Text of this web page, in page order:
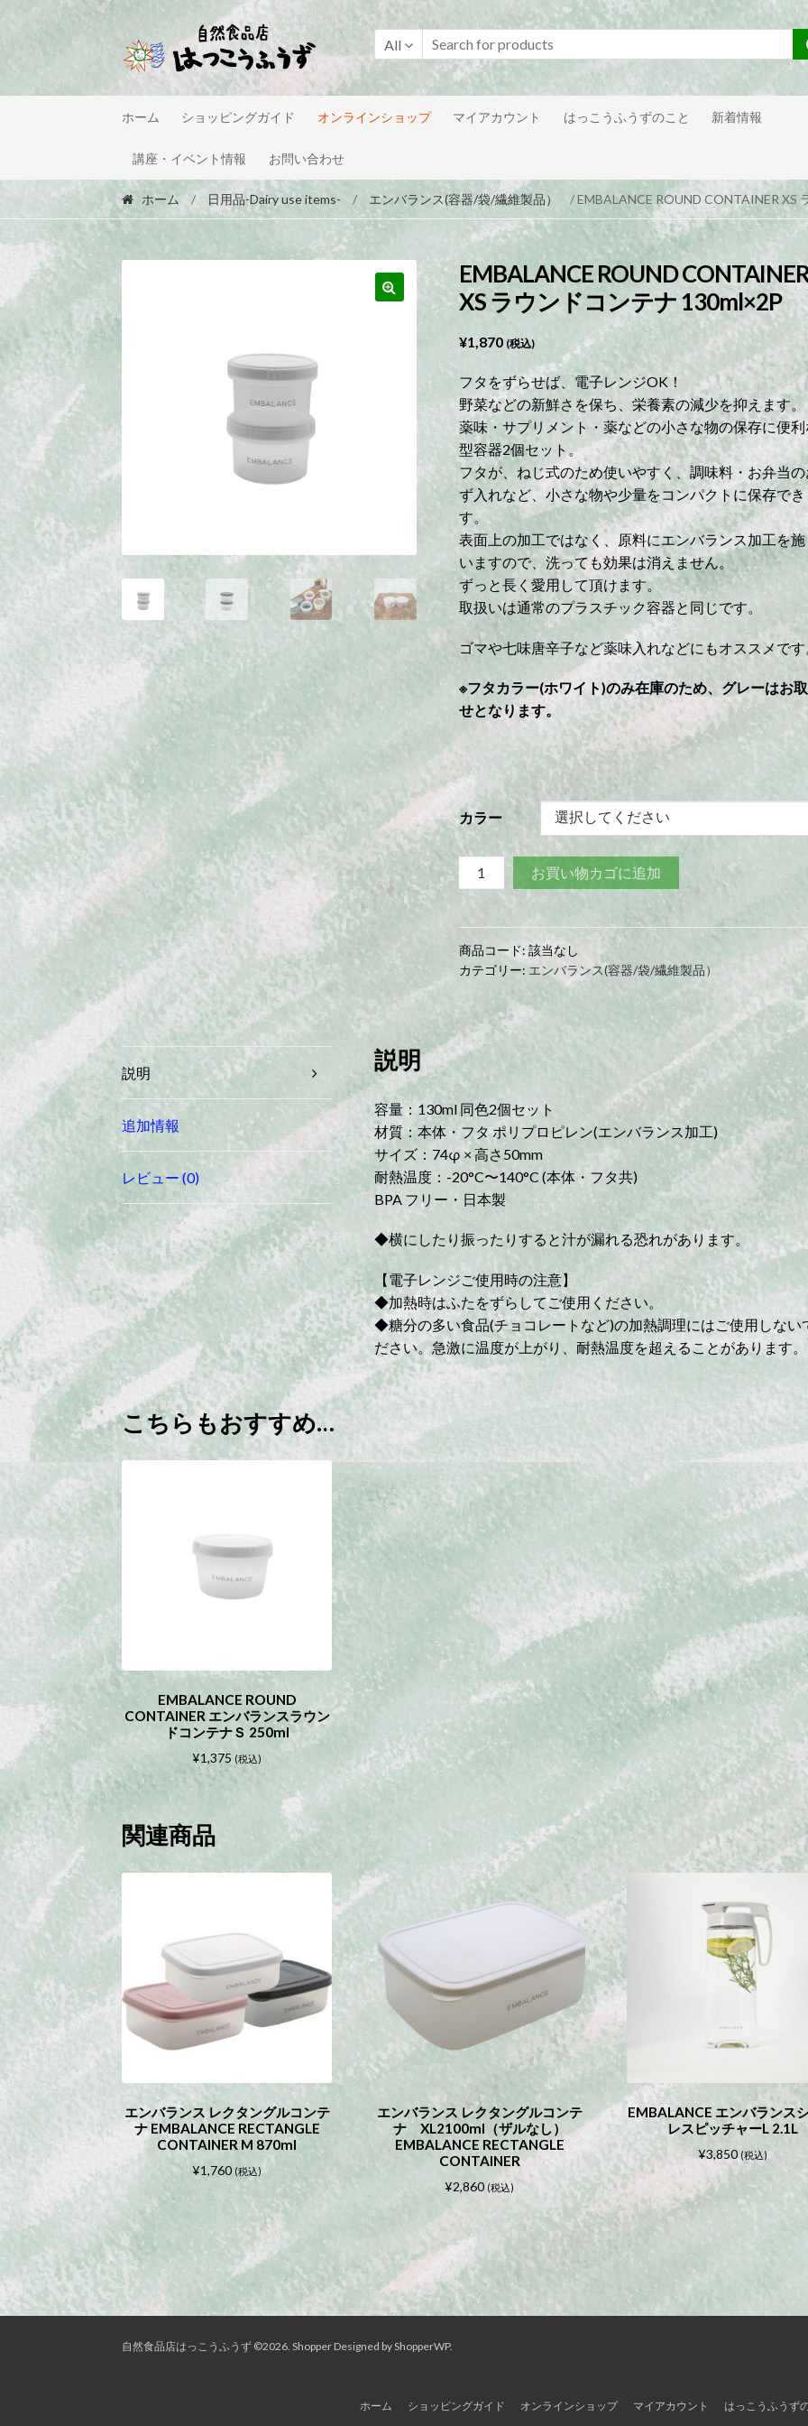
navigation
content
All
ホーム ショッピングガイド オンラインショップ マイアカウント はっこうふうずのこと 新着情報
講座・イベント情報 お問い合わせ
ホーム / 日用品-Dairy use items- / エンバランス(容器/袋/繊維製品） / EMBALANCE ROUND CONTAINER XS
EMBALANCE ROUND
XS ラウンドコンテナ 130ml×2P
¥1,870 (税込)
フタをずらせば、電子レンジOK！
野菜などの新鮮さを保ち、栄養素の減少を抑えます。
薬味・サプリメント・薬などの小さな物の保存に便
型容器2個セット。
フタが、ねじ式のため使いやすく、調味料・お弁当
ず入れなど、小さな物や少量をコンパクトに保存でき
す。
表面上の加工ではなく、原料にエンバランス加工を
いますので、洗っても効果は消えません。
ずっと長く愛用して頂けます。
取扱いは通常のプラスチック容器と同じです。
ゴマや七味唐辛子など薬味入れなどにもオススメです
※フタカラー(ホワイト)のみ在庫のため、グレーはお
せとなります。
カラー
EMBALANCE
ROUND
CONTAINER
ラ
ウ
ド
コ
ン
テ
ナ
130ml×2P
quantity
お買い物カゴに追加
商品コード: 該当なし
カテゴリー: エンバランス(容器/袋/繊維製品）
説明
追加情報
レビュー (0)
説明
容量：130ml 同色2個セット
材質：本体・フタ ポリプロピレン(エンバランス加工)
サイズ：74φ × 高さ50mm
耐熱温度：-20°C〜140°C (本体・フタ共)
BPA フリー・日本製
◆横にしたり振ったりすると汁が漏れる恐れがあります。
【電子レンジご使用時の注意】
◆加熱時はふたをずらしてご使用ください。
◆糖分の多い食品(チョコレートなど)の加熱調理にはご使用しない
ださい。急激に温度が上がり、耐熱温度を超えることがあります。
こちらもおすすめ…
EMBALANCE ROUND
CONTAINER エンバランスラウン
ドコンテナＳ 250ml
¥1,375 (税込)
こ
の
商
品
に
は
リ
シ
ョ
ン
が
あ
り
プ
シ
ン
ー
ジ
か
選
関連商品
エンバランス レクタングルコンテ
ナ EMBALANCE RECTANGLE
CONTAINER M 870ml
¥1,760 (税込)
の
商
品
に
数
の
リ
エ
シ
エンバランス レクタングルコンテ
ナ XL2100ml（ザルなし）
EMBALANCE RECTANGLE
CONTAINER
¥2,860 (税込)
EMBALANCE エンバランス
レスピッチャーL 2.1L
¥3,850 (税込)
自然食品店はっこうふうず ©2026. ShopperDesigned byShopperWP.
ホーム ショッピングガイド オンラインショップ マイアカウント はっこうふうず